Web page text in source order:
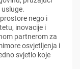
nego i
inovacije i
partnerom za
osvjetljenja i
svjetlo koje